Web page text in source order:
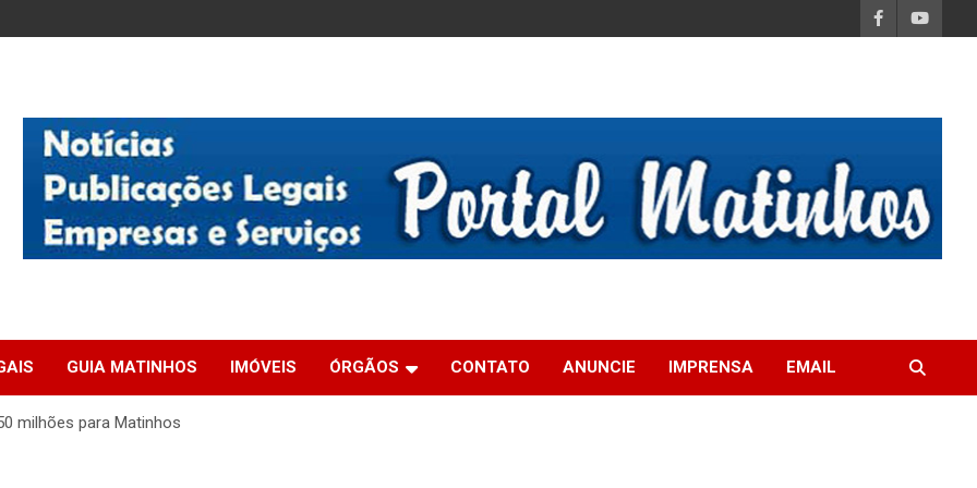
GUIA MATINHOS IMÓVEIS ÓRGÃOS CONTATO ANUNCIE IMPRENSA EMAIL
milhões para Matinhos